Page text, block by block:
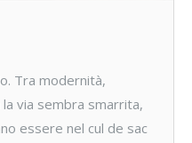
Tra modernità,
via sembra smarrita,
essere nel cul de sac